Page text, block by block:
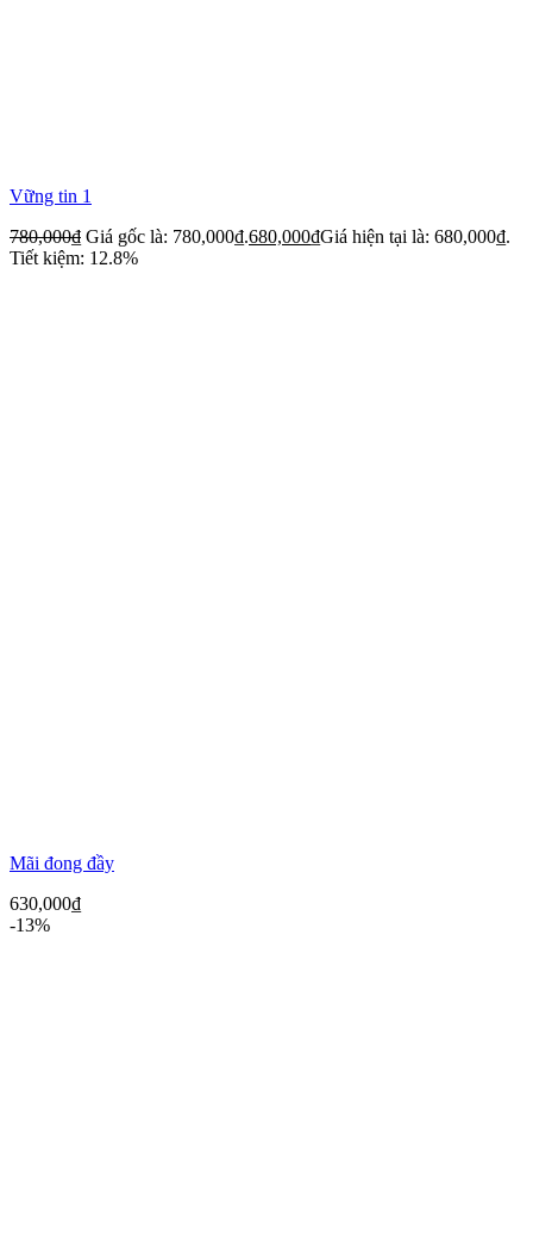
Vững tin 1
780,000₫ Giá gốc là: 780,000₫.680,000₫Giá hiện tại là: 680,000₫.
Tiết kiệm: 12.8%
Mãi đong đầy
630,000₫
-13%